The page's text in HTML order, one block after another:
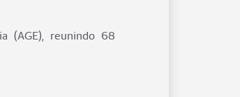
(AGE), reunindo 68